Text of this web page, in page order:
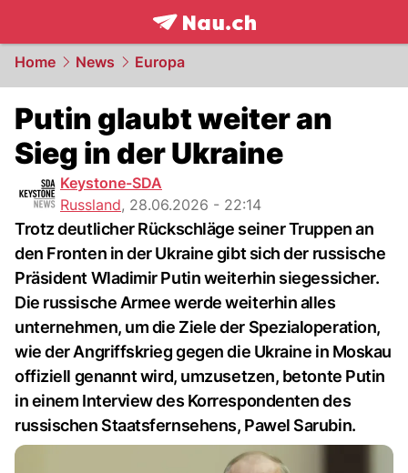
frontpage.NAU.ch
Home News Europa
Putin glaubt weiter an
Sieg in der Ukraine
Keystone-SDA
Russland, 28.06.2026 - 22:14
Trotz deutlicher Rückschläge seiner Truppen an
den Fronten in der Ukraine gibt sich der russische
Präsident Wladimir Putin weiterhin siegessicher.
Die russische Armee werde weiterhin alles
unternehmen, um die Ziele der Spezialoperation,
wie der Angriffskrieg gegen die Ukraine in Moskau
offiziell genannt wird, umzusetzen, betonte Putin
in einem Interview des Korrespondenten des
russischen Staatsfernsehens, Pawel Sarubin.